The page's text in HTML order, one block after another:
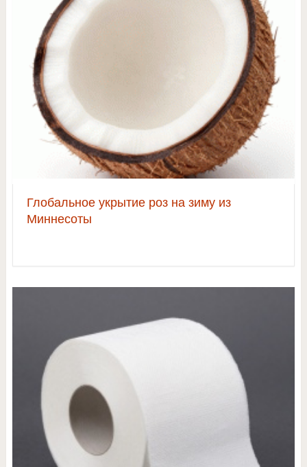
Глобальное укрытие роз на зиму из
Миннесоты